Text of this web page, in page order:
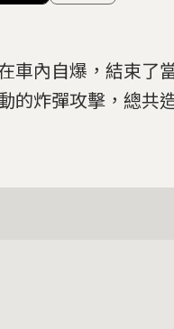
車內自爆，結束了
的炸彈攻擊，總共